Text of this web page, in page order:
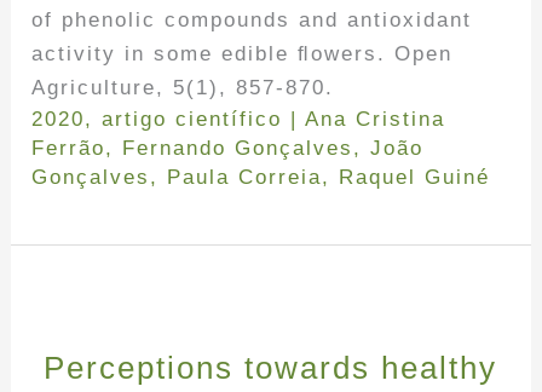
of phenolic compounds and antioxidant
activity in some edible ﬂowers. Open
Agriculture, 5(1), 857-870.
2020,artigo científico |Ana Cristina
Ferrão, Fernando Gonçalves ,João
Gonçalves , Paula Correia, Raquel Guiné
Perceptions towards healthy